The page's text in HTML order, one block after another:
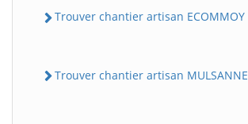
Trouver chantier artisan ECOMMOY
Trouver chantier artisan MULSANNE